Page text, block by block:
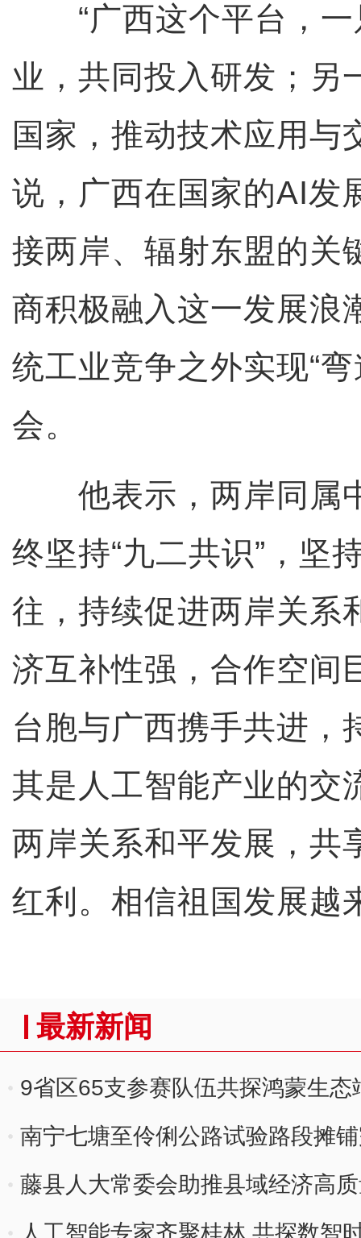
“广西这个平台，一
业，共同投入研发；另
国家，推动技术应用与
说，广西在国家的AI发
接两岸、辐射东盟的关
商积极融入这一发展浪
统工业竞争之外实现“
会。
他表示，两岸同属
终坚持“九二共识”，坚
往，持续促进两岸关系
济互补性强，合作空间
台胞与广西携手共进，
其是人工智能产业的交
两岸关系和平发展，共
红利。相信祖国发展越
最新新闻
9省区65支参赛队伍共探鸿蒙生态
南宁七塘至伶俐公路试验路段摊
藤县人大常委会助推县域经济高
人工智能专家齐聚桂林 共探数智